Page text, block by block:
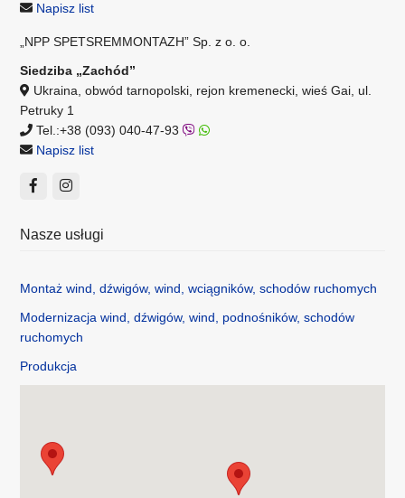
Napisz list
„NPP SPETSREMMONTAZH” Sp. z o. o.
Siedziba „Zachód”
Ukraina, obwód tarnopolski, rejon kremenecki, wieś Gai, ul.
Petruky 1
Tel.:+38 (093) 040-47-93
Napisz list
Nasze usługi
Montaż wind, dźwigów, wind, wciągników, schodów ruchomych
Modernizacja wind, dźwigów, wind, podnośników, schodów
ruchomych
Produkcja